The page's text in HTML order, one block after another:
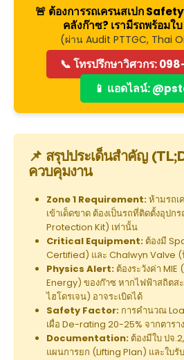
🚨 ต้องการรถเครนสเปก
คลังก๊าซ? เรามีรถพร้อม
(ผ่าน Audit PTTGC, Thai
📞 โทรปรึกษาวิศวกร:
📱 แอดไลน์:
📌 สรุปประเด็นสำคัญ
ควบคุมงาน
Zone 1 Requirement:ห้ามรถเ
เข้าเด็ดขาด ต้องเป็นรถที่ติดตั้งอุปก
Protection Kit) เท่านั้น
Critical Equipment: ต้องมี
Certified) และ Chalwyn Valve (
Physics Alert: ต้องระวังค่า
Energy) ของก๊าซ หากไฟฟ้าสถิตส
ไฮโดรเจน) อาจระเบิดได้
Safety Factor: การคำนวณ
เผื่อ De-rating 20-25% จากตารา
Documentation: ต้องมีใบ ปจ
แผนการยก (Lifting Plan) และใบ